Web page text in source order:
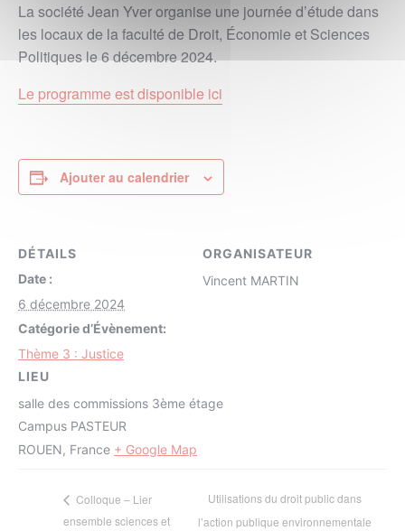
La société Jean Yver organise une journée d’étude dans
les locaux de la faculté de Droit, Économie et Sciences
Politiques le 6 décembre 2024.
Le programme est disponible ici
Ajouter au calendrier
DÉTAILS
Date :
6 décembre 2024
Catégorie d’Évènement:
Thème 3 : Justice
LIEU
salle des commissions 3ème étage
Campus PASTEUR
ROUEN, France + Google Map
ORGANISATEUR
Vincent MARTIN
Colloque – Lier
ensemble sciences et
Utilisations du droit public dans
l’action publique environnementale